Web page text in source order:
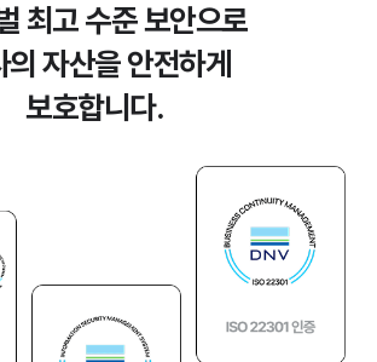
최고 수준 보안으로
의 자산을 안전하게
보호합니다.